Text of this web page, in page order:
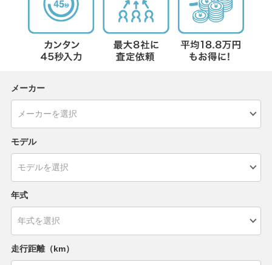
メーカー
モデル
年式
走行距離（km）